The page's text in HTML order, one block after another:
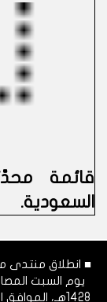
قائمة
السعودية.
■ انطلاق منتدى
يوم السبت
1428هـ،